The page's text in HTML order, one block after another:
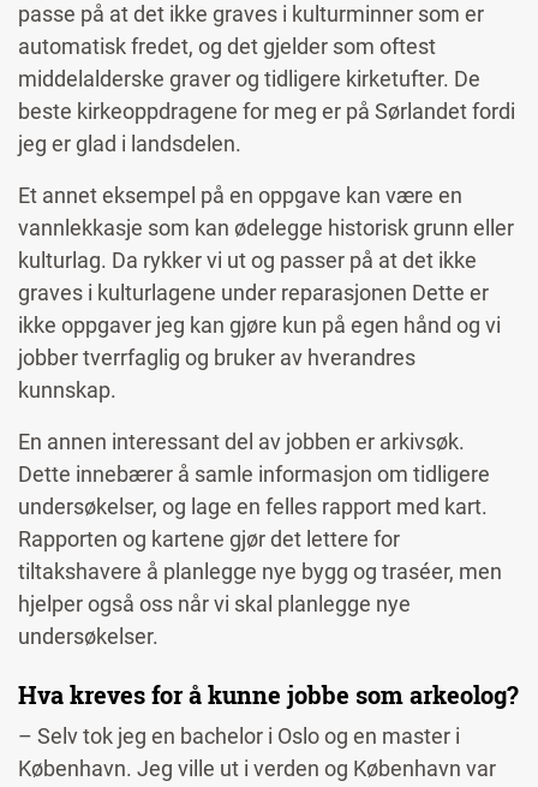
passe på at det ikke graves i kulturminner som er
automatisk fredet, og det gjelder som oftest
middelalderske graver og tidligere kirketufter. De
beste kirkeoppdragene for meg er på Sørlandet fordi
jeg er glad i landsdelen.
Et annet eksempel på en oppgave kan være en
vannlekkasje som kan ødelegge historisk grunn eller
kulturlag. Da rykker vi ut og passer på at det ikke
graves i kulturlagene under reparasjonen Dette er
ikke oppgaver jeg kan gjøre kun på egen hånd og vi
jobber tverrfaglig og bruker av hverandres
kunnskap.
En annen interessant del av jobben er arkivsøk.
Dette innebærer å samle informasjon om tidligere
undersøkelser, og lage en felles rapport med kart.
Rapporten og kartene gjør det lettere for
tiltakshavere å planlegge nye bygg og traséer, men
hjelper også oss når vi skal planlegge nye
undersøkelser.
Hva kreves for å kunne jobbe som arkeolog?
– Selv tok jeg en bachelor i Oslo og en master i
København. Jeg ville ut i verden og København var